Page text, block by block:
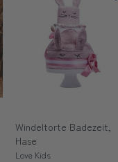
Windeltorte Badezeit,
Hase
Love Kids